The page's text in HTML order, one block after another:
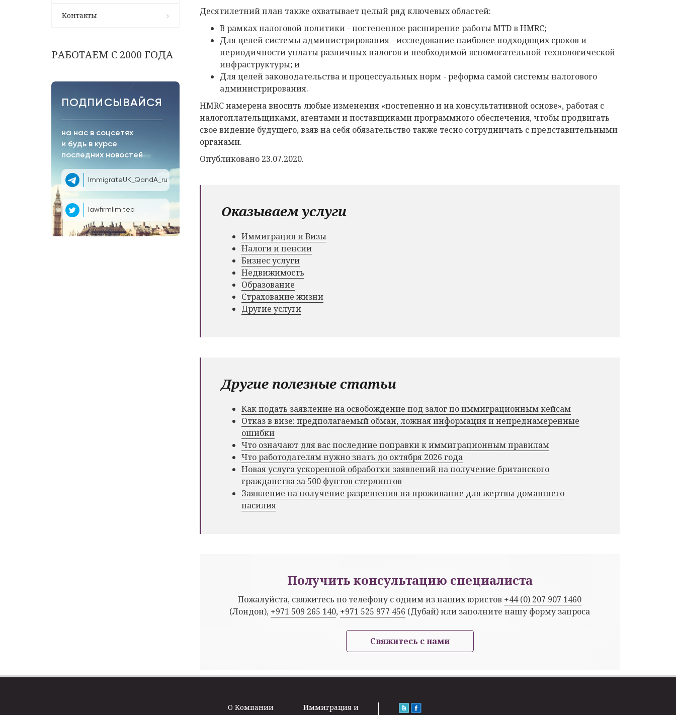
Контакты
РАБОТАЕМ С 2000 ГОДА
ПОДПИСЫВАЙСЯ
на нас в соцсетях
и будь в курсе
последних новостей
ImmigrateUK_QandA_ru
lawfirmlimited
Десятилетний план также охватывает целый ряд ключевых областей:
В рамках налоговой политики - постепенное расширение работы MTD в HMRC;
Для целей системы администрирования - исследование наиболее подходящих сроков и
периодичности уплаты различных налогов и необходимой вспомогательной технологической
инфраструктуры; и
Для целей законодательства и процессуальных норм - реформа самой системы налогового
администрирования.
HMRC намерена вносить любые изменения «постепенно и на консультативной основе», работая с
налогоплательщиками, агентами и поставщиками программного обеспечения, чтобы продвигать
свое видение будущего, взяв на себя обязательство также тесно сотрудничать с представительными
органами.
Опубликовано 23.07.2020.
Оказываем услуги
Иммиграция и Визы
Налоги и пенсии
Бизнес услуги
Недвижимость
Образование
Страхование жизни
Другие услуги
Другие полезные статьи
Как подать заявление на освобождение под залог по иммиграционным кейсам
Отказ в визе: предполагаемый обман, ложная информация и непреднамеренные
ошибки
Что означают для вас последние поправки к иммиграционным правилам
Что работодателям нужно знать до октября 2026 года
Новая услуга ускоренной обработки заявлений на получение британского
гражданства за 500 фунтов стерлингов
Заявление на получение разрешения на проживание для жертвы домашнего
насилия
Получить консультацию специалиста
Пожалуйста, свяжитесь по телефону с одним из наших юристов +44 (0) 207 907 1460
(Лондон), +971 509 265 140, +971 525 977 456 (Дубай) или заполните нашу форму запроса
Свяжитесь с нами
O Kомпании
Иммиграция и